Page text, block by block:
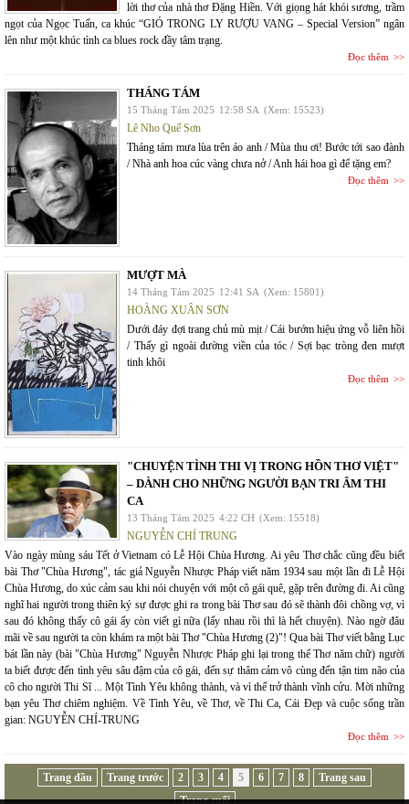
lời thơ của nhà thơ Đặng Hiền. Với giọng hát khói sương, trầm
ngọt của Ngọc Tuấn, ca khúc “GIÓ TRONG LY RƯỢU VANG – Special Version” ngân
lên như một khúc tình ca blues rock đầy tâm trạng.
Đọc thêm
THÁNG TÁM
15 Tháng Tám 2025 12:58 SA (Xem: 15523)
Lê Nho Quế Sơn
Tháng tám mưa lùa trên áo anh / Mùa thu ơi! Bước tới sao đành
/ Nhà anh hoa cúc vàng chưa nở / Anh hái hoa gì để tặng em?
Đọc thêm
MƯỢT MÀ
14 Tháng Tám 2025 12:41 SA (Xem: 15801)
HOÀNG XUÂN SƠN
Dưới đáy đợi trang chủ mù mịt / Cái bướm hiệu ứng vỗ liên hồi
/ Thấy gì ngoài đường viền của tóc / Sợi bạc tròng đen mượt
tinh khôi
Đọc thêm
"CHUYỆN TÌNH THI VỊ TRONG HỒN THƠ VIỆT"
– DÀNH CHO NHỮNG NGƯỜI BẠN TRI ÂM THI
CA
13 Tháng Tám 2025 4:22 CH (Xem: 15518)
NGUYỄN CHÍ TRUNG
Vào ngày mùng sáu Tết ở Vietnam có Lễ Hội Chùa Hương. Ai yêu Thơ chắc cũng đều biết
bài Thơ "Chùa Hương", tác giả Nguyễn Nhược Pháp viết năm 1934 sau một lần đi Lễ Hội
Chùa Hương, do xúc cảm sau khi nói chuyện với một cô gái quê, gặp trên đường đi. Ai cũng
nghĩ hai người trong thiên ký sự được ghi ra trong bài Thơ sau đó sẽ thành đôi chồng vợ, vì
sau đó không thấy cô gái ấy còn viết gì nữa (lấy nhau rồi thì là hết chuyện). Nào ngờ đâu
mãi về sau người ta còn khám ra một bài Thơ "Chùa Hương (2)"! Qua bài Thơ viết bằng Lục
bát lần này (bài "Chùa Hương" Nguyễn Nhược Pháp ghi lại trong thể Thơ năm chữ) người
ta biết được đến tình yêu sâu đậm của cô gái, đến sự thâm cảm vô cùng đến tận tim não của
cô cho người Thi Sĩ ... Một Tình Yêu không thành, và vì thế trở thành vĩnh cửu. Mời những
bạn yêu Thơ chiêm nghiệm. Về Tình Yêu, về Thơ, về Thi Ca, Cái Đẹp và cuộc sống trần
gian: NGUYỄN CHÍ-TRUNG
Đọc thêm
Trang đầu Trang trước 2 3 4 5 6 7 8
Trang sau
Trang cuối